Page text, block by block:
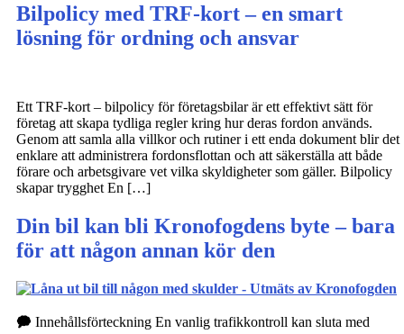
Bilpolicy med TRF-kort – en smart
lösning för ordning och ansvar
Ett TRF-kort – bilpolicy för företagsbilar är ett effektivt sätt för
företag att skapa tydliga regler kring hur deras fordon används.
Genom att samla alla villkor och rutiner i ett enda dokument blir det
enklare att administrera fordonsflottan och att säkerställa att både
förare och arbetsgivare vet vilka skyldigheter som gäller. Bilpolicy
skapar trygghet En […]
Din bil kan bli Kronofogdens byte – bara
för att någon annan kör den
🗭 Innehållsförteckning En vanlig trafikkontroll kan sluta med